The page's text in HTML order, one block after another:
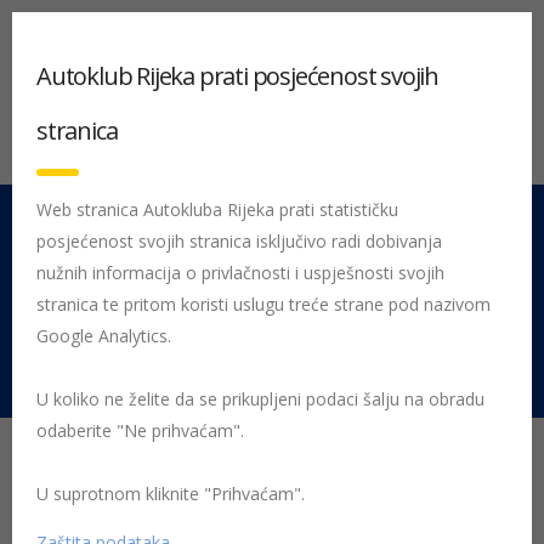
051 212 442 Centrala
Pon - Pet 08:00 - 16:00
Rujevica 9/1, 51000 Rijeka
Maškarano ludilo na kotačima
Autoklub Rijeka prati posjećenost svojih
stranica
Web stranica Autokluba Rijeka prati statističku
posjećenost svojih stranica isključivo radi dobivanja
nužnih informacija o privlačnosti i uspješnosti svojih
stranica te pritom koristi uslugu treće strane pod nazivom
Google Analytics.
U koliko ne želite da se prikupljeni podaci šalju na obradu
odaberite "Ne prihvaćam".
U suprotnom kliknite "Prihvaćam".